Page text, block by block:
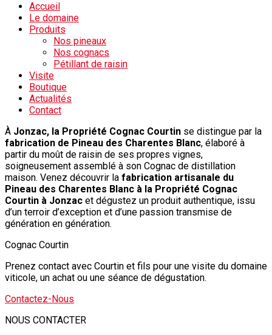
Accueil
Le domaine
Produits
Nos pineaux
Nos cognacs
Pétillant de raisin
Visite
Boutique
Actualités
Contact
À Jonzac, la Propriété Cognac Courtin se distingue par la
fabrication de Pineau des Charentes Blanc, élaboré à
partir du moût de raisin de ses propres vignes,
soigneusement assemblé à son Cognac de distillation
maison. Venez découvrir la fabrication artisanale du
Pineau des Charentes Blanc à la Propriété Cognac
Courtin à Jonzac et dégustez un produit authentique, issu
d’un terroir d’exception et d’une passion transmise de
génération en génération.
Cognac Courtin
Prenez contact avec Courtin et fils pour une visite du domaine
viticole, un achat ou une séance de dégustation.
Contactez-Nous
NOUS CONTACTER